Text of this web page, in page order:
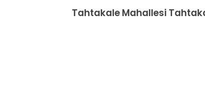
Tahtakale Mahallesi